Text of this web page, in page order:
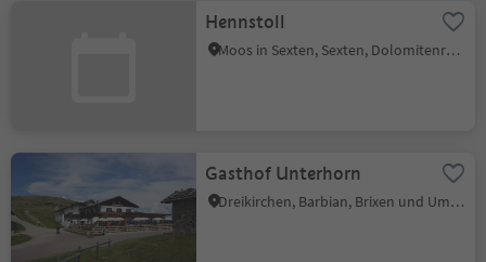
Hennstoll
Moos in Sexten, Sexten, Dolomitenregion 3 Zinnen
Gasthof Unterhorn
Dreikirchen, Barbian, Brixen und Umgebung